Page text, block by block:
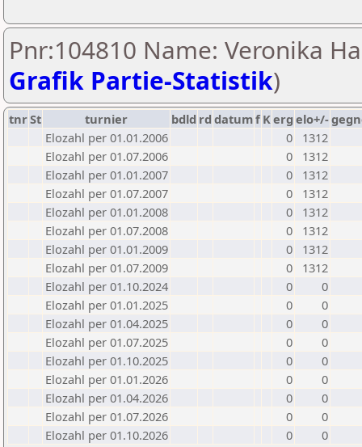
Pnr:104810 Name: Veronika
Grafik Partie-Statistik)
tnrSt turnier bdld rd datumf Kerg elo+/-
Elozahl per 01.01.2006
0
1312
Elozahl per 01.07.2006
0
1312
Elozahl per 01.01.2007
0
1312
Elozahl per 01.07.2007
0
1312
Elozahl per 01.01.2008
0
1312
Elozahl per 01.07.2008
0
1312
Elozahl per 01.01.2009
0
1312
Elozahl per 01.07.2009
0
1312
Elozahl per 01.10.2024
0
0
Elozahl per 01.01.2025
0
0
Elozahl per 01.04.2025
0
0
Elozahl per 01.07.2025
0
0
Elozahl per 01.10.2025
0
0
Elozahl per 01.01.2026
0
0
Elozahl per 01.04.2026
0
0
Elozahl per 01.07.2026
0
0
Elozahl per 01.10.2026
0 0